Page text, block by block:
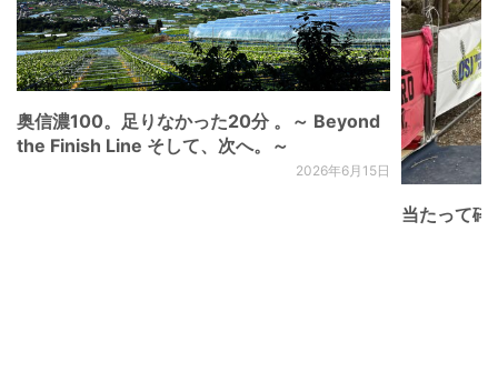
奥信濃100。足りなかった20分 。～ Beyond
the Finish Line そして、次へ。～
2026年6月15日
当たって砕